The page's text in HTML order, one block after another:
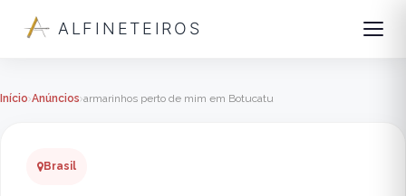
ALFINETEIROS
Início Anúncios armarinhos perto de mim em Botucatu
Brasil